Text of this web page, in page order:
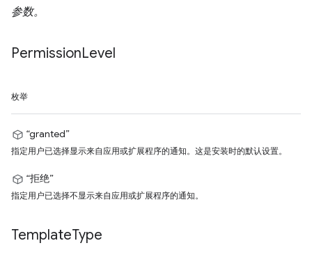
参数。
PermissionLevel
枚举
“granted”
指定用户已选择显示来自应用或扩展程序的通知。这是安装时的默认设置。
“拒绝”
指定用户已选择不显示来自应用或扩展程序的通知。
TemplateType